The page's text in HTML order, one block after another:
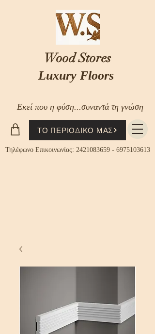
Εκεί που η φύση...συναντά τη γνώση
ΤΟ ΠΕΡΙΟΔΙΚΟ ΜΑΣ
Τηλέφωνο Επικοινωνίας: 2421083659- 6975103613
Wood Stores
Luxury Floors